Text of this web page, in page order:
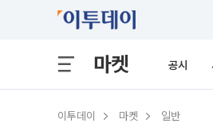
마켓 공시
이투데이 마켓 일반